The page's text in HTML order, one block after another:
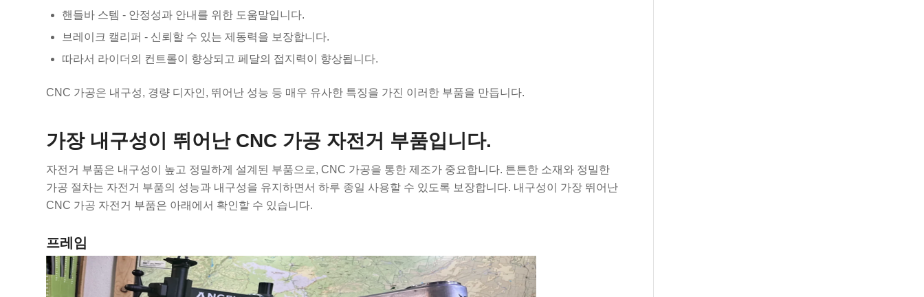
핸들바 스템 - 안정성과 안내를 위한 도움말입니다.
브레이크 캘리퍼 - 신뢰할 수 있는 제동력을 보장합니다.
따라서 라이더의 컨트롤이 향상되고 페달의 접지력이 향상됩니다.
CNC 가공은 내구성, 경량 디자인, 뛰어난 성능 등 매우 유사한 특징을 가진 이러한 부품을 만듭니다.
가장 내구성이 뛰어난 CNC 가공 자전거 부품입니다.
자전거 부품은 내구성이 높고 정밀하게 설계된 부품으로, CNC 가공을 통한 제조가 중요합니다. 튼튼한 소재와 정밀한
가공 절차는 자전거 부품의 성능과 내구성을 유지하면서 하루 종일 사용할 수 있도록 보장합니다. 내구성이 가장 뛰어난
CNC 가공 자전거 부품은 아래에서 확인할 수 있습니다.
프레임